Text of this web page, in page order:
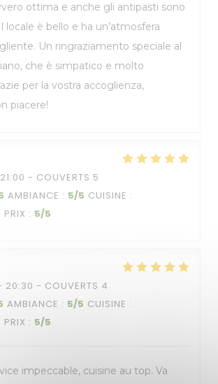
ottima e anche gli antipasti sono
locale è bello e ha un’atmosfera
Un ringraziamento speciale al
che è simpatico e molto
per la vostra accoglienza,
piacere!
- COUVERTS 5
AMBIANCE : 5/5 CUISINE :
PRIX : 5/5
20:30 - COUVERTS 4
AMBIANCE : 5/5 CUISINE :
PRIX : 5/5
impeccable, cuisine au top. Va